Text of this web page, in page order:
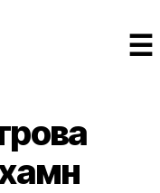
☰